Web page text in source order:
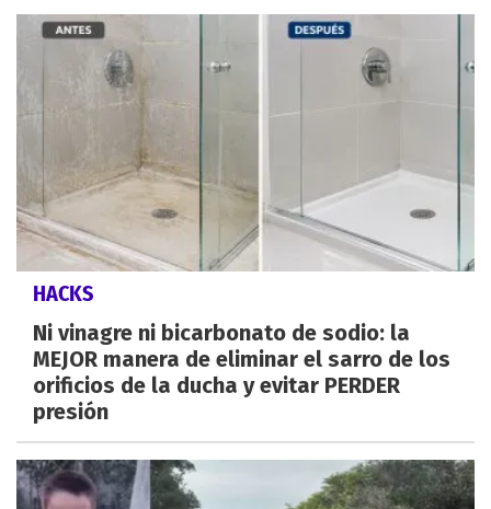
HACKS
Ni vinagre ni bicarbonato de sodio: la
MEJOR manera de eliminar el sarro de los
orificios de la ducha y evitar PERDER
presión